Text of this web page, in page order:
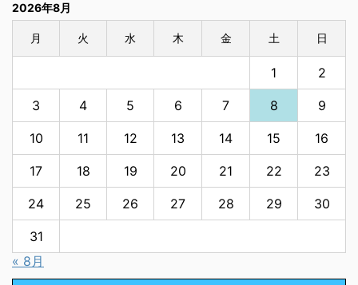
2026年8月
月 火 水 木 金 土 日
1 2
3 4 5 6 7 8 9
10 11 12 13 14 15 16
17 18 19 20 21 22 23
24 25 26 27 28 29 30
31
« 8月